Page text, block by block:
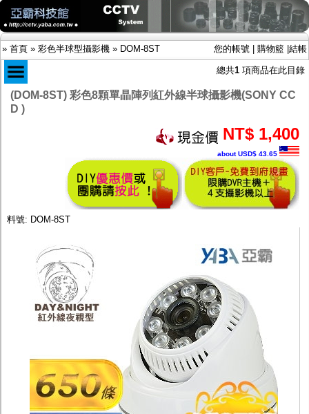
» 首頁 » 彩色半球型攝影機 » DOM-8ST 您的帳號 購物籃 結帳
商品目錄
AHD DVR數位錄放影機
AHD半球型(適用屋內)
AHD中小型紅外線攝影機(適用騎樓、室內外)
AHD防護罩型攝影機(適用屋外，紅外線照射
AHD特殊功能型攝影機
傳統高解析攝影機
鏡頭
投光設備
防護罩及支架
多路攝影機單軸傳輸
監聽器.麥克風
分配放大器
網路線用水晶頭
網路線
總共1 項商品在此目錄
(DOM-8ST) 彩色8顆單晶陣列紅外線半球攝影機(SONY CC
D )
NT$ 1,400
about USD$ 43.65
料號: DOM-8ST